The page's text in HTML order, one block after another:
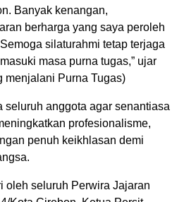
Banyak kenangan,
berharga yang saya peroleh
silaturahmi tetap terjaga
masa purna tugas,” ujar
menjalani Purna Tugas)
seluruh anggota agar senantiasa
profesionalisme,
penuh keikhlasan demi
oleh seluruh Perwira Jajaran